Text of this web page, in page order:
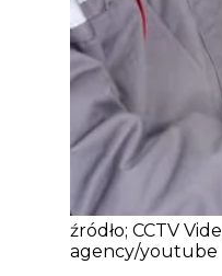
źródło; CCTV
agency/youtube